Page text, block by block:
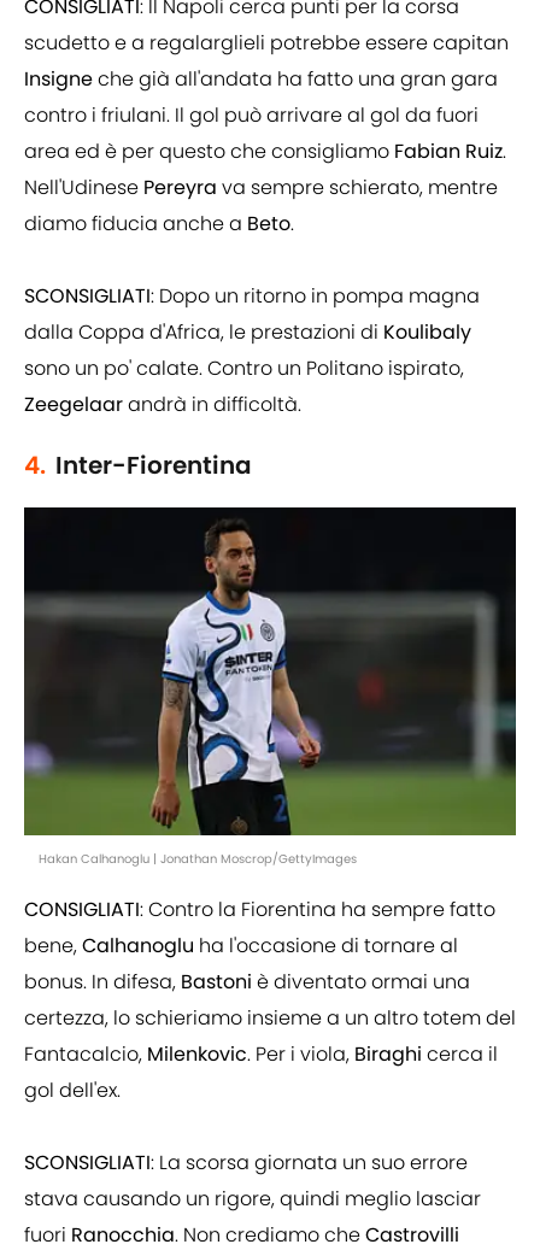
CONSIGLIATI: Il Napoli cerca punti per la corsa
scudetto e a regalarglieli potrebbe essere capitan
Insigneche già all'andata ha fatto una gran gara
contro i friulani. Il gol può arrivare al gol da fuori
area ed è per questo che consigliamo Fabian Ruiz.
Nell'Udinese Pereyra va sempre schierato, mentre
diamo fiducia anche a Beto.
SCONSIGLIATI: Dopo un ritorno in pompa magna
dalla Coppa d'Africa, le prestazioni di Koulibaly
sono un po' calate. Contro un Politano ispirato,
Zeegelaarandrà in difficoltà.
4. Inter-Fiorentina
Hakan Calhanoglu | Jonathan Moscrop/GettyImages
CONSIGLIATI: Contro la Fiorentina ha sempre fatto
bene,Calhanoglu ha l'occasione di tornare al
bonus. In difesa, Bastoni è diventato ormai una
certezza, lo schieriamo insieme a un altro totem del
Fantacalcio, Milenkovic. Per i viola, Biraghi cerca il
gol dell'ex.
SCONSIGLIATI: La scorsa giornata un suo errore
stava causando un rigore, quindi meglio lasciar
fuori Ranocchia. Non crediamo cheCastrovilli